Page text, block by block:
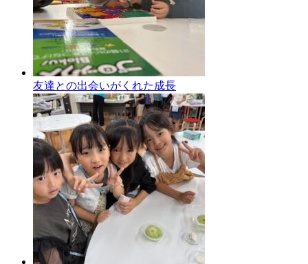
友達との出会いがくれた成長